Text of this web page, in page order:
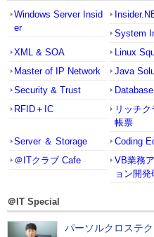
Windows Server Insid
er
System
XML & SOA
Linux
Master of IP Network
Java
Security & Trust
RFID＋IC
リッチ
帳票
Server ＆ Storage
Coding
＠ITクラブ Cafe
VB業務
ョン開発
＠IT Special